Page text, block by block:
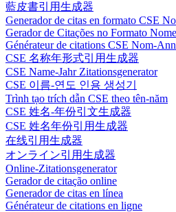
藍皮書引用生成器
Generador de citas en formato CSE
Gerador de Citações no Formato
Générateur de citations CSE Nom-
CSE 名称年形式引用生成器
CSE Name-Jahr Zitationsgenerator
CSE 이름-연도 인용 생성기
Trình tạo trích dẫn CSE theo tên-năm
CSE 姓名-年份引文生成器
CSE 姓名年份引用生成器
在线引用生成器
オンライン引用生成器
Online-Zitationsgenerator
Gerador de citação online
Generador de citas en línea
Générateur de citations en ligne